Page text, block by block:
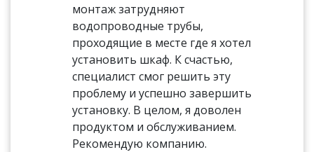
монтаж затрудняют
водопроводные трубы,
проходящие в месте где я хотел
установить шкаф. К счастью,
специалист смог решить эту
проблему и успешно завершить
установку. В целом, я доволен
продуктом и обслуживанием.
Рекомендую компанию.